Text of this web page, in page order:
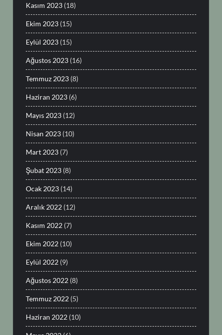
Kasım 2023 (18)
Ekim 2023 (15)
Eylül 2023 (15)
Ağustos 2023 (16)
Temmuz 2023 (8)
Haziran 2023 (6)
Mayıs 2023 (12)
Nisan 2023 (10)
Mart 2023 (7)
Şubat 2023 (8)
Ocak 2023 (14)
Aralık 2022 (12)
Kasım 2022 (7)
Ekim 2022 (10)
Eylül 2022 (9)
Ağustos 2022 (8)
Temmuz 2022 (5)
Haziran 2022 (10)